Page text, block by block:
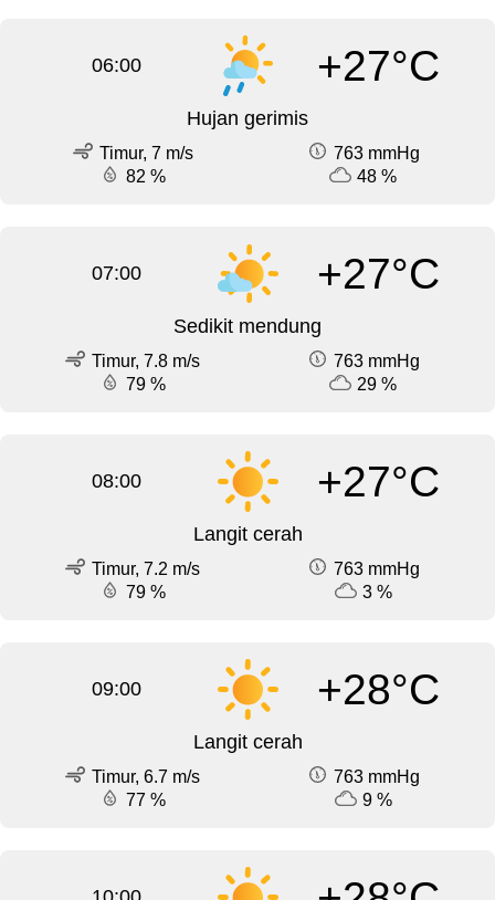
06:00 +27°C
Hujan gerimis
Timur, 7 m/s
763 mmHg
82 %
48 %
07:00 +27°C
Sedikit mendung
Timur, 7.8 m/s
763 mmHg
79 %
29 %
08:00 +27°C
Langit cerah
Timur, 7.2 m/s
763 mmHg
79 %
3 %
09:00 +28°C
Langit cerah
Timur, 6.7 m/s
763 mmHg
77 %
9 %